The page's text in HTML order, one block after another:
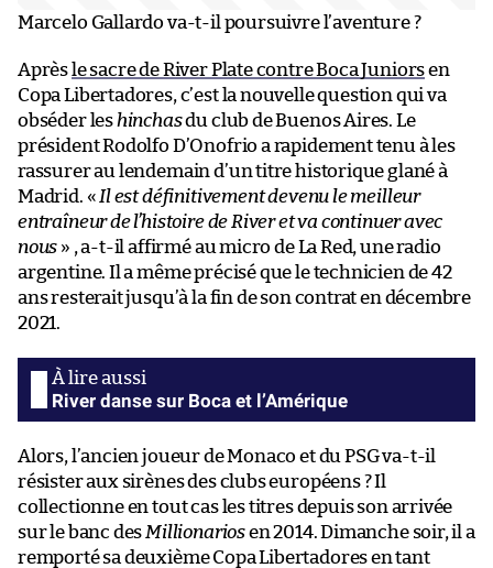
Marcelo Gallardo va-t-il poursuivre l’aventure ?
Après le sacre de River Plate contre Boca Juniorsen
Copa Libertadores, c’est la nouvelle question qui va
obséder les hinchasdu club de Buenos Aires. Le
président Rodolfo D’Onofrio a rapidement tenu à les
rassurer au lendemain d’un titre historique glané à
Madrid. « Il est définitivement devenu le meilleur
entraîneur de l’histoire de River et va continuer avec
nous » , a-t-il affirmé au micro de La Red, une radio
argentine. Il a même précisé que le technicien de 42
ans resterait jusqu’à la fin de son contrat en décembre
2021.
River danse sur Boca et l’Amérique
Alors, l’ancien joueur de Monaco et du PSG va-t-il
résister aux sirènes des clubs européens ? Il
collectionne en tout cas les titres depuis son arrivée
sur le banc des Millionariosen 2014. Dimanche soir, il a
remporté sa deuxième Copa Libertadores en tant